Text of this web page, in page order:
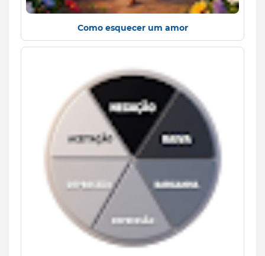
Como esquecer um amor